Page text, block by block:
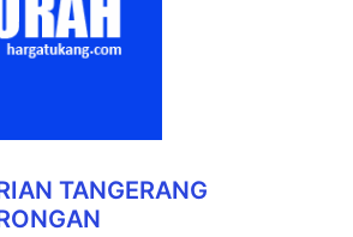
TANGERANG